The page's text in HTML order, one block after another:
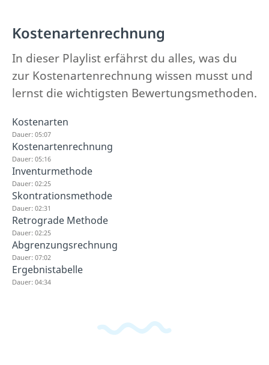
Kostenartenrechnung
In dieser Playlist erfährst du alles, was du
zur Kostenartenrechnung wissen musst und
lernst die wichtigsten Bewertungsmethoden.
Kostenarten
Dauer: 05:07
Kostenartenrechnung
Dauer: 05:16
Inventurmethode
Dauer: 02:25
Skontrationsmethode
Dauer: 02:31
Retrograde Methode
Dauer: 02:25
Abgrenzungsrechnung
Dauer: 07:02
Ergebnistabelle
Dauer: 04:34